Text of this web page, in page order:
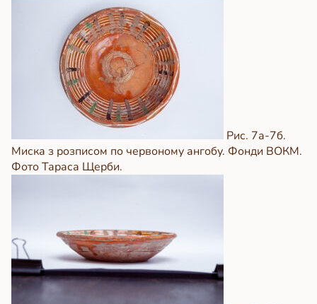
Рис. 7а-7б.
Миска з розписом по червоному ангобу. Фонди ВОКМ.
Фото Тараса Щерби.